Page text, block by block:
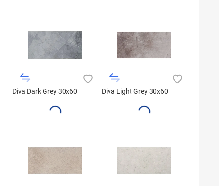
Diva Dark Grey 30x60 Diva Light Grey 30x60